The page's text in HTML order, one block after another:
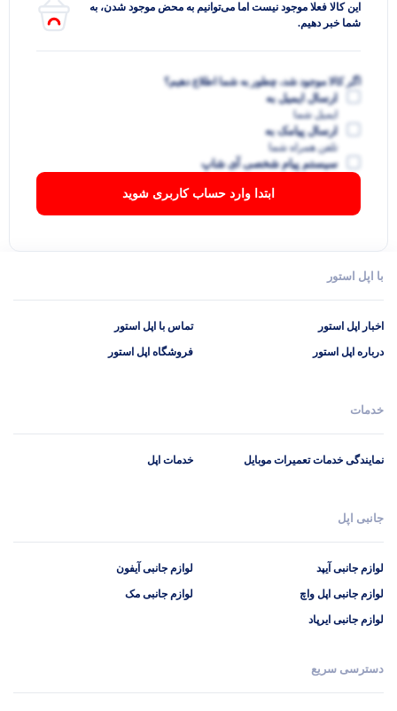
این کالا فعلا موجود نیست اما می‌توانیم به محض موجود شدن، به
شما خبر دهیم.
اگر کالا موجود شد، چطور به شما اطلاع دهیم؟
ارسال ایمیل به
ایمیل شما
ارسال پیامک به
تلفن همراه شما
سیستم پیام شخصی آی شاپ
ابتدا وارد حساب کاربری شوید
با اپل استور
اخبار اپل استور
درباره اپل استور
تماس با اپل استور
فروشگاه اپل استور
خدمات
نمایندگی خدمات تعمیرات موبایل خدمات اپل
جانبی اپل
لوازم جانبی آیپد
لوازم جانبی اپل واچ
لوازم جانبی ایرپاد
لوازم جانبی آیفون
لوازم جانبی مک
دسترسی سریع